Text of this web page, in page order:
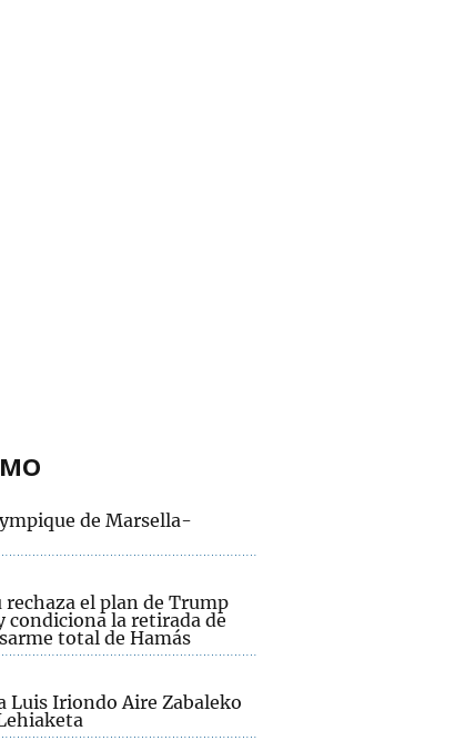
de Marsella-
el plan de Trump
condiciona la retirada de
total de Hamás
Luis Iriondo Aire Zabaleko